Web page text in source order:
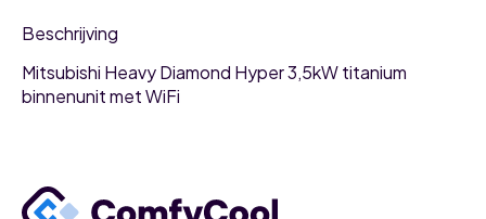
Beschrijving
Mitsubishi Heavy Diamond Hyper 3,5kW titanium
binnenunit met WiFi